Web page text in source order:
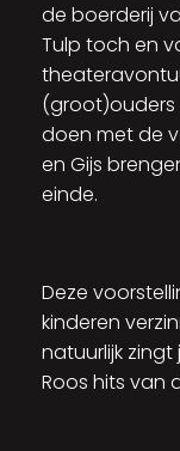
de boerderij
Tulp toch en
(groot)ouders
doen met de
en Gijs
einde.
Deze
kinderen
natuurlijk
Roos hits van